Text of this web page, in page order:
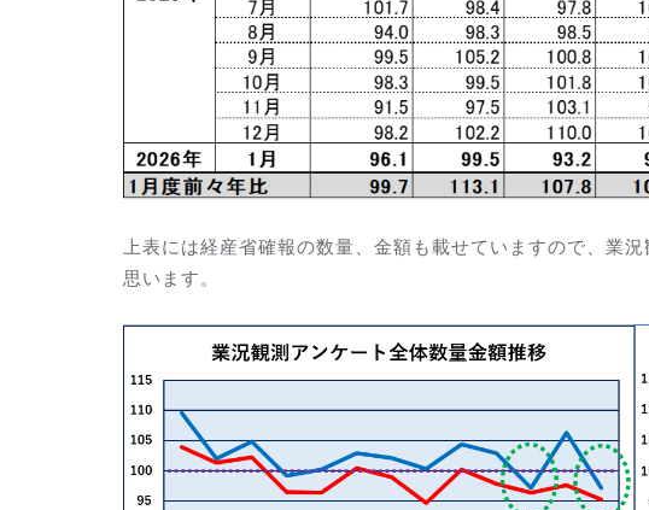
上表には経産省確報の数量、金額も載せていますので、業
思います。